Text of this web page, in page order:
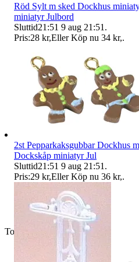
Toppsäljare
Röd Sylt m sked Dockhus
miniatyr Julbord
Sluttid21:51 9 aug 21:51 .
Pris:28 kr,Eller Köp nu 34 kr,.
2st Pepparkaksgubbar Dockhus
Dockskåp miniatyr Jul
Sluttid21:51 9 aug 21:51 .
Pris:29 kr,Eller Köp nu 36 kr,.